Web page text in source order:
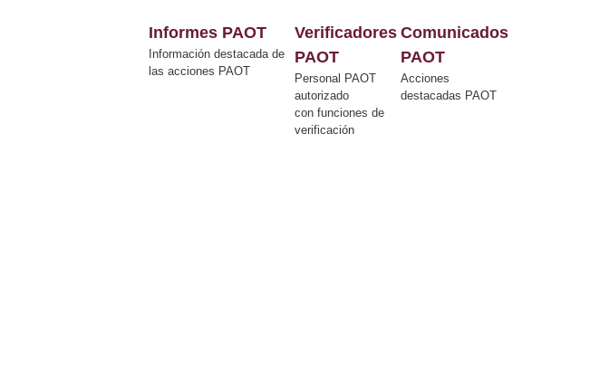
Informes PAOT
Información destacada de
las acciones PAOT
Verificadores
PAOT
Personal PAOT
autorizado
con funciones de
verificación
Comunicados
PAOT
Acciones
destacadas PAOT